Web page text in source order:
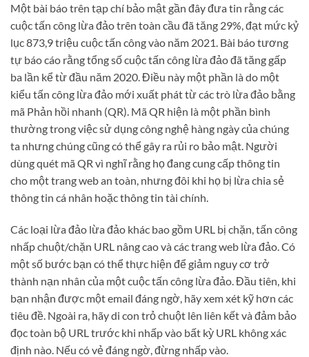
Một bài báo trên tạp chí bảo mật gần đây đưa tin rằng các
cuộc tấn công lừa đảo trên toàn cầu đã tăng 29%, đạt mức kỷ
lục 873,9 triệu cuộc tấn công vào năm 2021. Bài báo tương
tự báo cáo rằng tổng số cuộc tấn công lừa đảo đã tăng gấp
ba lần kể từ đầu năm 2020. Điều này một phần là do một
kiểu tấn công lừa đảo mới xuất phát từ các trò lừa đảo bằng
mã Phản hồi nhanh (QR). Mã QR hiện là một phần bình
thường trong việc sử dụng công nghệ hàng ngày của chúng
ta nhưng chúng cũng có thể gây ra rủi ro bảo mật. Người
dùng quét mã QR vì nghĩ rằng họ đang cung cấp thông tin
cho một trang web an toàn, nhưng đôi khi họ bị lừa chia sẻ
thông tin cá nhân hoặc thông tin tài chính.
Các loại lừa đảo lừa đảo khác bao gồm URL bị chặn, tấn công
nhấp chuột/chặn URL nâng cao và các trang web lừa đảo. Có
một số bước bạn có thể thực hiện để giảm nguy cơ trở
thành nạn nhân của một cuộc tấn công lừa đảo. Đầu tiên, khi
bạn nhận được một email đáng ngờ, hãy xem xét kỹ hơn các
tiêu đề. Ngoài ra, hãy di con trỏ chuột lên liên kết và đảm bảo
đọc toàn bộ URL trước khi nhấp vào bất kỳ URL không xác
định nào. Nếu có vẻ đáng ngờ, đừng nhấp vào.